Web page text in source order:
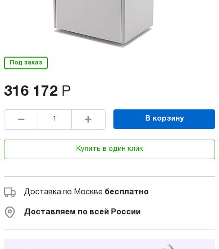
Под заказ
316 172 Р
В корзину
Купить в один клик
Доставка по Москве бесплатно
Доставляем по всей России